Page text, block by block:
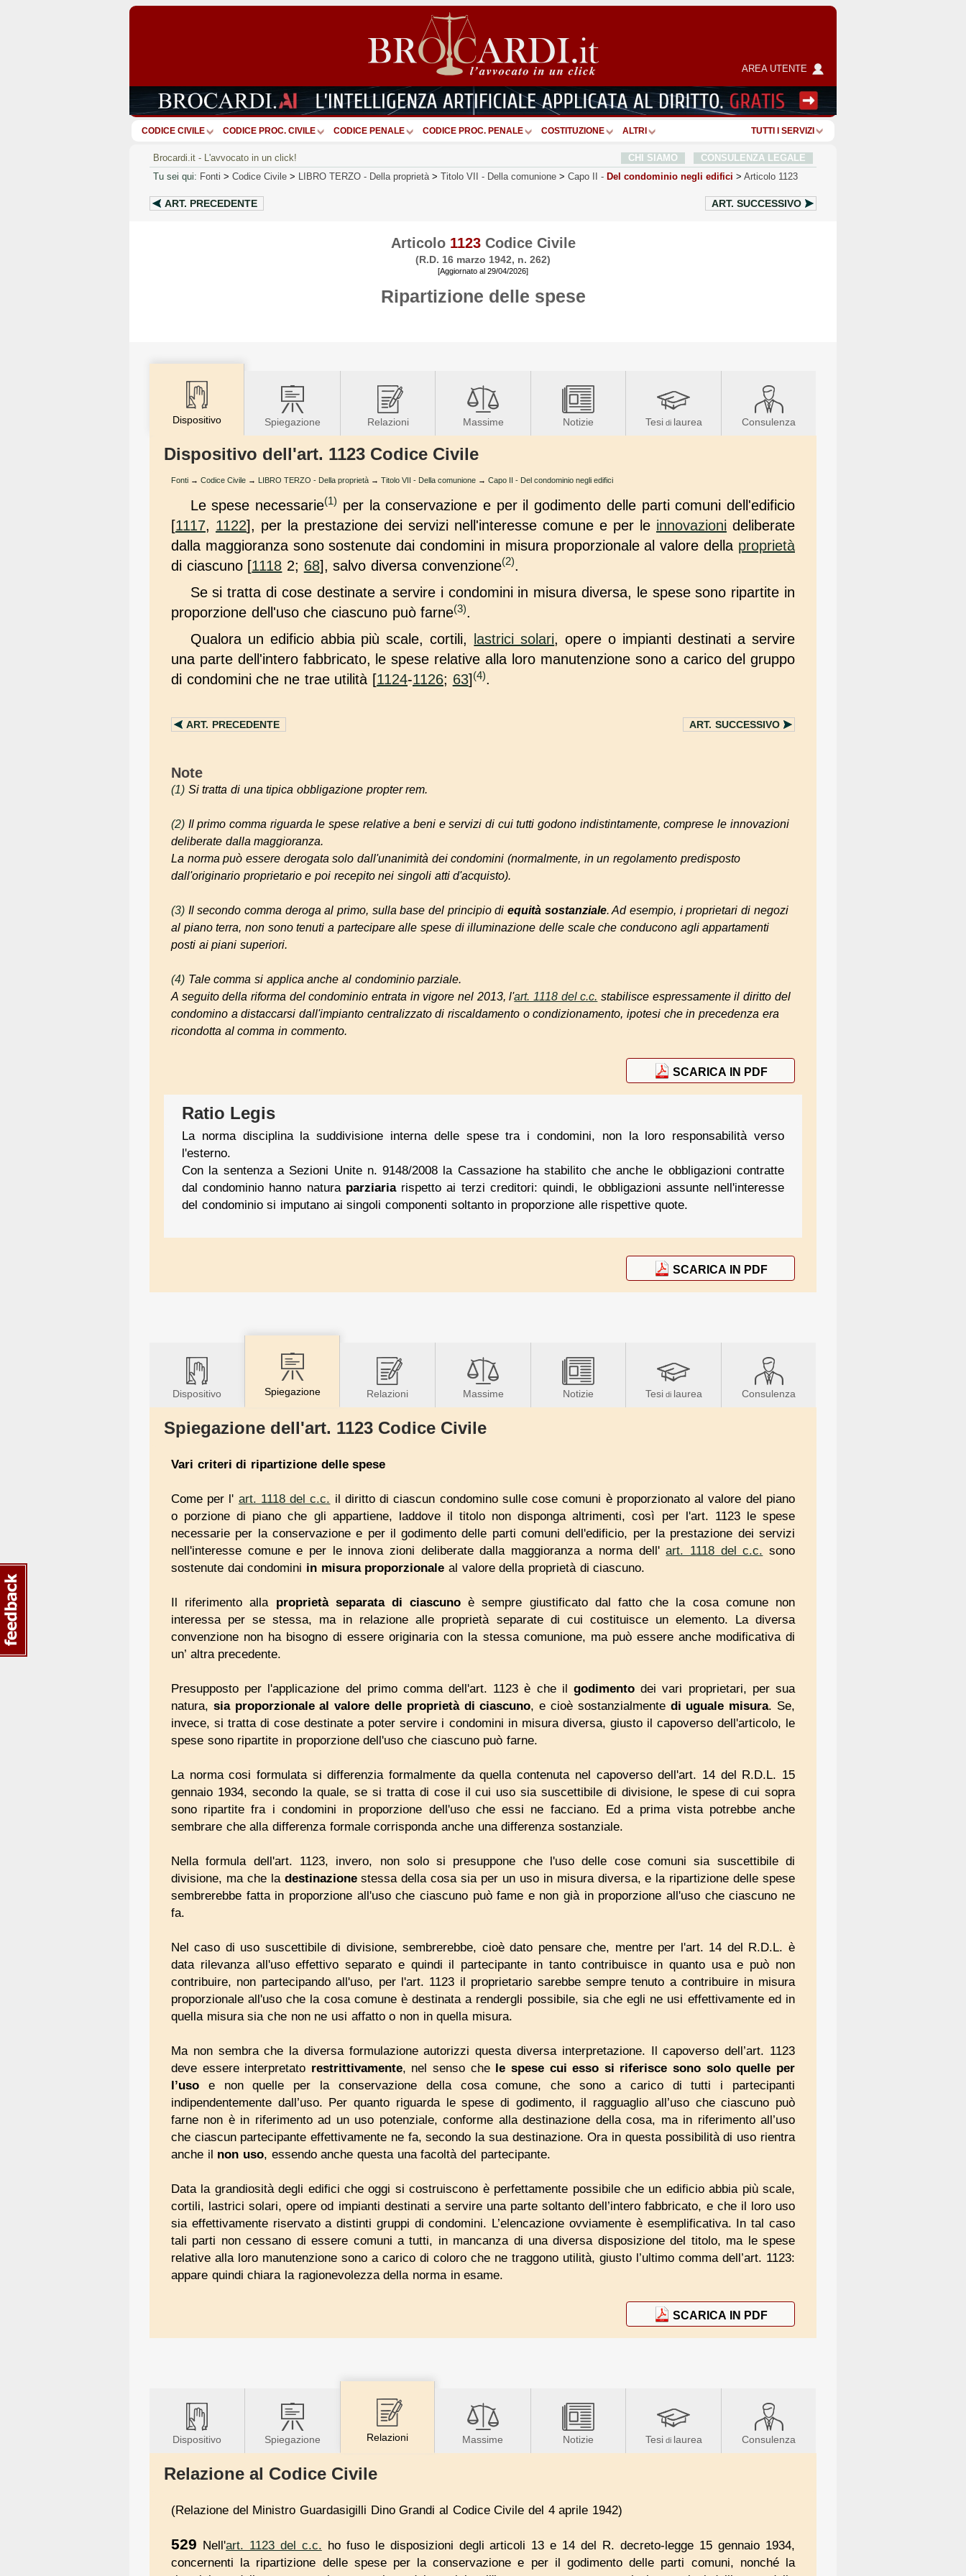
AREA UTENTE
CODICE CIVILE CODICE PROC. CIVILE CODICE PENALE CODICE PROC. PENALE COSTITUZIONE ALTRI TUTTI I SERVIZI
Brocardi.it - L'avvocato in un click! CHI SIAMO
CONSULENZA LEGALE
Tu sei qui: Fonti > Codice Civile > LIBRO TERZO - Della proprietà > Titolo VII - Della comunione > Capo II - Del condominio negli edifici > Articolo 1123
ART. PRECEDENTE ART. SUCCESSIVO
Articolo 1123Codice Civile
(R.D. 16 marzo 1942, n. 262)
[Aggiornato al 29/04/2026]
Ripartizione delle spese
Dispositivo Spiegazione Relazioni Massime Notizie Tesidi laurea Consulenza
Dispositivo dell'art. 1123 Codice Civile
Fonti → Codice Civile → LIBRO TERZO - Della proprietà → Titolo VII - Della comunione → Capo II - Del condominio negli edifici
Le spese necessarie(1) per la conservazione e per il godimento delle parti comuni dell'edificio
[1117, 1122], per la prestazione dei servizi nell'interesse comune e per le innovazioni deliberate
dalla maggioranza sono sostenute dai condomini in misura proporzionale al valore della proprietà
di ciascuno [1118 2; 68], salvo diversa convenzione(2).
Se si tratta di cose destinate a servire i condomini in misura diversa, le spese sono ripartite in
proporzione dell'uso che ciascuno può farne(3).
Qualora un edificio abbia più scale, cortili,
lastrici solari, opere o impianti destinati a servire
una parte dell'intero fabbricato, le spese relative alla loro manutenzione sono a carico del gruppo
di condomini che ne trae utilità [1124-1126; 63] (4).
ART. PRECEDENTE ART. SUCCESSIVO
Note
(1) Si tratta di una tipica obbligazione propter rem.
(2) Il primo comma riguarda le spese relative a beni e servizi di cui tutti godono indistintamente, comprese le innovazioni
deliberate dalla maggioranza.
La norma può essere derogata solo dall'unanimità dei condomini (normalmente, in un regolamento predisposto
dall'originario proprietario e poi recepito nei singoli atti d'acquisto).
(3) Il secondo comma deroga al primo, sulla base del principio diequità sostanziale. Ad esempio, i proprietari di negozi
al piano terra, non sono tenuti a partecipare alle spese di illuminazione delle scale che conducono agli appartamenti
posti ai piani superiori.
(4) Tale comma si applica anche al condominio parziale.
A seguito della riforma del condominio entrata in vigore nel 2013, l'art. 1118 del c.c. stabilisce espressamente il diritto del
condomino a distaccarsi dall'impianto centralizzato di riscaldamento o condizionamento, ipotesi che in precedenza era
ricondotta al comma in commento.
SCARICA IN PDF
Ratio Legis
La norma disciplina la suddivisione interna delle spese tra i condomini, non la loro responsabilità verso
l'esterno.
Con la sentenza a Sezioni Unite n. 9148/2008 la Cassazione ha stabilito che anche le obbligazioni contratte
dal condominio hanno natura parziariarispetto ai terzi creditori: quindi, le obbligazioni assunte nell'interesse
del condominio si imputano ai singoli componenti soltanto in proporzione alle rispettive quote.
SCARICA IN PDF
Dispositivo Spiegazione Relazioni Massime Notizie Tesidi laurea Consulenza
Spiegazione dell'art. 1123 Codice Civile
Vari criteri di ripartizione delle spese
Come per l' art. 1118 del c.c. il diritto di ciascun condomino sulle cose comuni è proporzionato al valore del piano
o porzione di piano che gli appartiene, laddove il titolo non disponga altrimenti, così per l'art. 1123 le spese
necessarie per la conservazione e per il godimento delle parti comuni dell'edificio, per la prestazione dei servizi
nell'interesse comune e per le innova zioni deliberate dalla maggioranza a norma dell'art. 1118 del c.c. sono
sostenute dai condomini in misura proporzionale al valore della proprietà di ciascuno.
Il riferimento alla proprietàseparata di ciascuno è sempre giustificato dal fatto che la cosa comune non
interessa per se stessa, ma in relazione alle proprietà separate di cui costituisce un elemento. La diversa
convenzione non ha bisogno di essere originaria con la stessa comunione, ma può essere anche modificativa di
un’ altra precedente.
Presupposto per l'applicazione del primo comma dell'art. 1123 è che ilgodimento dei vari proprietari, per sua
natura, sia proporzionale al valore delle proprietàdi ciascuno, e cioè sostanzialmente di uguale misura. Se,
invece, si tratta di cose destinate a poter servire i condomini in misura diversa, giusto il capoverso dell'articolo, le
spese sono ripartite in proporzione dell'uso che ciascuno può farne.
La norma cosi formulata si differenzia formalmente da quella contenuta nel capoverso dell'art. 14 del R.D.L. 15
gennaio 1934, secondo la quale, se si tratta di cose il cui uso sia suscettibile di divisione, le spese di cui sopra
sono ripartite fra i condomini in proporzione dell'uso che essi ne facciano. Ed a prima vista potrebbe anche
sembrare che alla differenza formale corrisponda anche una differenza sostanziale.
Nella formula dell'art. 1123, invero, non solo si presuppone che l'uso delle cose comuni sia suscettibile di
divisione, ma che la destinazionestessa della cosa sia per un uso in misura diversa, e la ripartizione delle spese
sembrerebbe fatta in proporzione all'uso che ciascuno può fame e non già in proporzione all'uso che ciascuno ne
fa.
Nel caso di uso suscettibile di divisione, sembrerebbe, cioè dato pensare che, mentre per l'art. 14 del R.D.L. è
data rilevanza all'uso effettivo separato e quindi il partecipante in tanto contribuisce in quanto usa e può non
contribuire, non partecipando all'uso, per l'art. 1123 il proprietario sarebbe sempre tenuto a contribuire in misura
proporzionale all'uso che la cosa comune è destinata a rendergli possibile, sia che egli ne usi effettivamente ed in
quella misura sia che non ne usi affatto o non in quella misura.
Ma non sembra che la diversa formulazione autorizzi questa diversa interpretazione. Il capoverso dell’art. 1123
deve essere interpretato restrittivamente, nel senso che le spese cui esso si riferisce sono solo quelle per
l’uso e non quelle per la conservazione della cosa comune, che sono a carico di tutti i partecipanti
indipendentemente dall’uso. Per quanto riguarda le spese di godimento, il ragguaglio all’uso che ciascuno può
farne non è in riferimento ad un uso potenziale, conforme alla destinazione della cosa, ma in riferimento all’uso
che ciascun partecipante effettivamente ne fa, secondo la sua destinazione. Ora in questa possibilità di uso rientra
anche il non uso, essendo anche questa una facoltà del partecipante.
Data la grandiosità degli edifici che oggi si costruiscono è perfettamente possibile che un edificio abbia più scale,
cortili, lastrici solari, opere od impianti destinati a servire una parte soltanto dell’intero fabbricato, e che il loro uso
sia effettivamente riservato a distinti gruppi di condomini. L’elencazione ovviamente è esemplificativa. In tal caso
tali parti non cessano di essere comuni a tutti, in mancanza di una diversa disposizione del titolo, ma le spese
relative alla loro manutenzione sono a carico di coloro che ne traggono utilità, giusto l’ultimo comma dell’art. 1123:
appare quindi chiara la ragionevolezza della norma in esame.
SCARICA IN PDF
Dispositivo Spiegazione Relazioni Massime Notizie Tesidi laurea Consulenza
Relazione al Codice Civile
(Relazione del Ministro Guardasigilli Dino Grandi al Codice Civile del 4 aprile 1942)
529 Nell'art. 1123 del c.c. ho fuso le disposizioni degli articoli 13 e 14 del R. decreto-legge 15 gennaio 1934,
concernenti la ripartizione delle spese per la conservazione e per il godimento delle parti comuni, nonché la